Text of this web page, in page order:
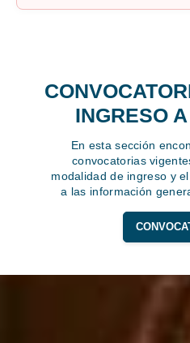
INGRESO
En esta sección
convocatorias
modalidad de ingreso y
a las información